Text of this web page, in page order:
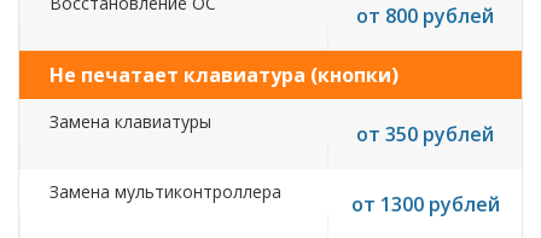
от 800 рублей
Не печатает клавиатура (кнопки)
Замена клавиатуры от 350 рублей
Замена мультиконтроллера от 1300 рублей